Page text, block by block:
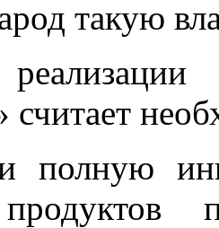
такую
считает
полную